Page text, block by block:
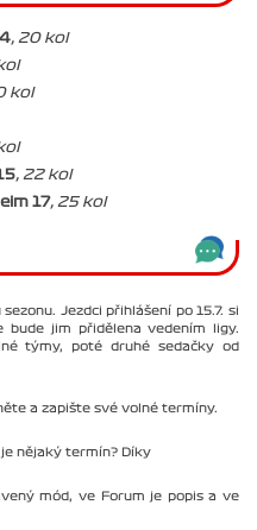
, 20 kol
kol
, 22 kol
17, 25 kol
Jezdci přihlášení po 15.7. si
bude jim přidělena vedením ligy.
týmy, poté druhé sedačky od
a zapište své volné termíny.
nějaký termín? Díky
mód, ve Forum je popis a ve